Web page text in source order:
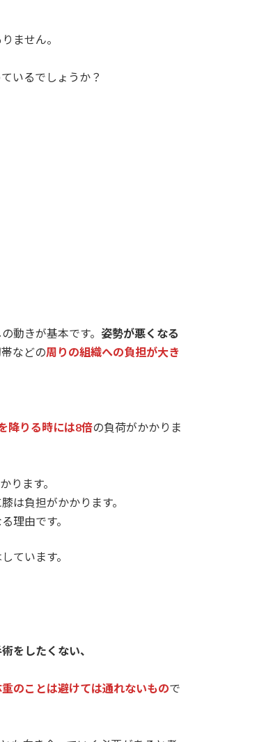
ません。
いるでしょうか？
動きが基本です。 姿勢が悪くなる
などの周りの組織への負担が大き
降りる時には8倍の負荷がかかりま
ります。
は負担がかかります。
理由です。
ています。
をしたくない、
のことは避けては通れないもので